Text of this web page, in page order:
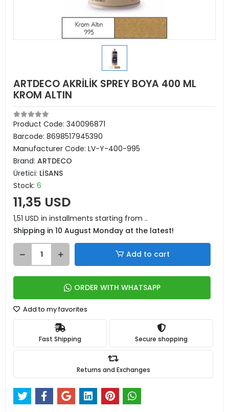
ARTDECO AKRİLİK SPREY BOYA 400 ML
KROM ALTIN
Product Code: 340096871
Barcode: 8698517945390
Manufacturer Code: LV-Y-400-995
Brand: ARTDECO
Üretici: LİSANS
Stock: 6
11,35 USD
1,51 USD in installments starting from ..
Shipping in 10 August Monday at the latest!
Add to cart
ORDER WITH WHATSAPP
Add to my favorites
Fast Shipping Secure shopping
Returns and Exchanges